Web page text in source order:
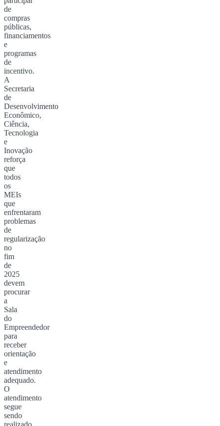
de
compras
públicas,
financiamentos
e
programas
de
incentivo.
A
Secretaria
de
Desenvolvimento
Econômico,
Ciência,
Tecnologia
e
Inovação
reforça
que
todos
os
MEIs
que
enfrentaram
problemas
de
regularização
no
fim
de
2025
devem
procurar
a
Sala
do
Empreendedor
para
receber
orientação
e
atendimento
adequado.
O
atendimento
segue
sendo
realizado